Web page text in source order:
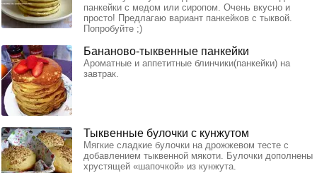
панкейки с медом или сиропом. Очень вкусно и
просто! Предлагаю вариант панкейков с тыквой.
Попробуйте ;)
Бананово-тыквенные панкейки
Ароматные и аппетитные блинчики(панкейки) на
завтрак.
Тыквенные булочки с кунжутом
Мягкие сладкие булочки на дрожжевом тесте с
добавлением тыквенной мякоти. Булочки дополнены
хрустящей «шапочкой» из кунжута.